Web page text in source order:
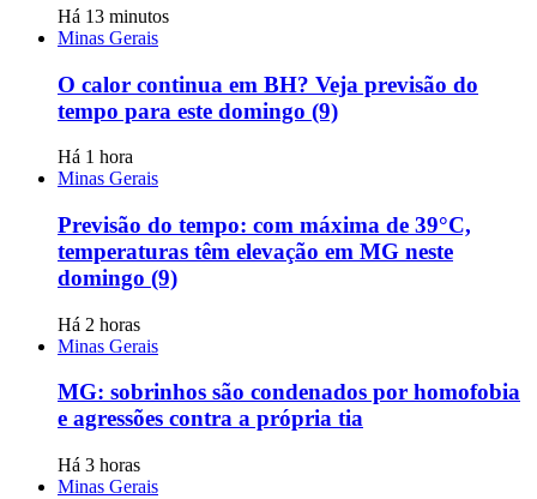
Há 13 minutos
Minas Gerais
O calor continua em BH? Veja previsão do
tempo para este domingo (9)
Há 1 hora
Minas Gerais
Previsão do tempo: com máxima de 39°C,
temperaturas têm elevação em MG neste
domingo (9)
Há 2 horas
Minas Gerais
MG: sobrinhos são condenados por homofobia
e agressões contra a própria tia
Há 3 horas
Minas Gerais